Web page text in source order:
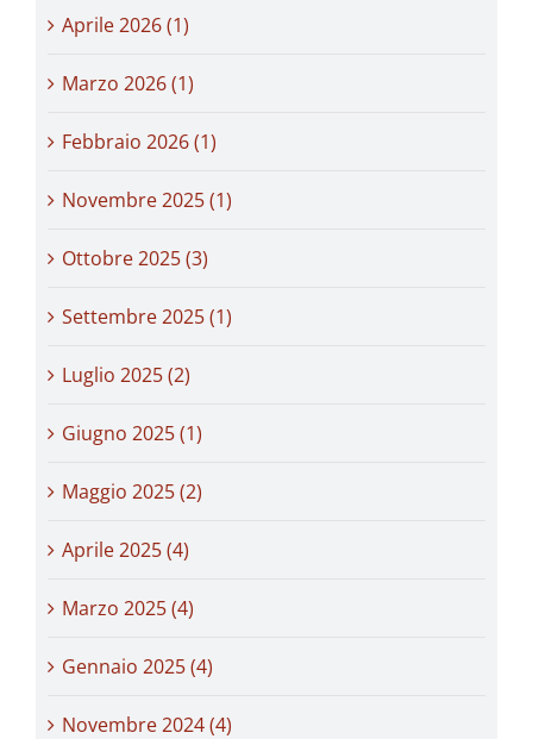
Aprile 2026 (1)
Marzo 2026 (1)
Febbraio 2026 (1)
Novembre 2025 (1)
Ottobre 2025 (3)
Settembre 2025 (1)
Luglio 2025 (2)
Giugno 2025 (1)
Maggio 2025 (2)
Aprile 2025 (4)
Marzo 2025 (4)
Gennaio 2025 (4)
Novembre 2024 (4)